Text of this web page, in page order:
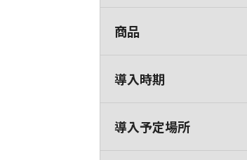
商品
導入時期
導入予定場所